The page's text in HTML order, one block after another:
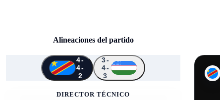
Alineaciones del partido
4-
4-
2
3-
4-
3
↑ ↑ ↑
↑
↑
DIRECTOR TÉCNICO